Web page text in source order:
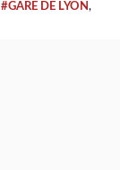
#GARE DE LYON,